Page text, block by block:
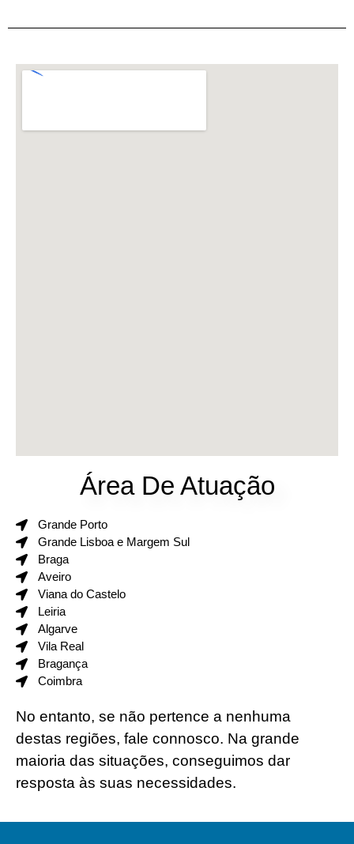
Área De Atuação
Grande Porto
Grande Lisboa e Margem Sul
Braga
Aveiro
Viana do Castelo
Leiria
Algarve
Vila Real
Bragança
Coimbra
No entanto, se não pertence a nenhuma
destas regiões, fale connosco. Na grande
maioria das situações, conseguimos dar
resposta às suas necessidades.